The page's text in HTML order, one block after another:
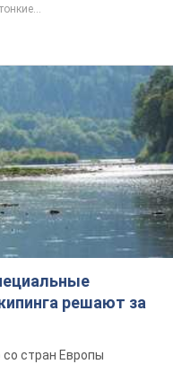
решают за
стран Европы